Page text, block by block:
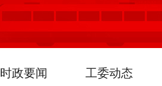
时政要闻 工委动态